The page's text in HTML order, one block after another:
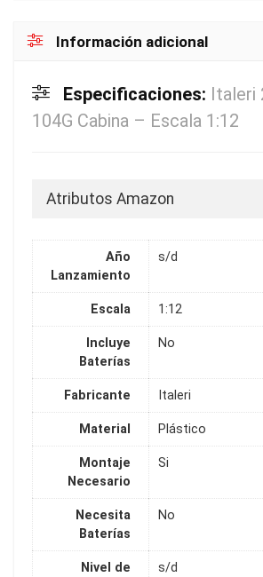
Información adicional
Especificaciones: Italeri
104G Cabina – Escala 1:12
Atributos Amazon
Año
Lanzamiento
s/d
Escala 1:12
Incluye
Baterías
No
Fabricante Italeri
Material Plástico
Montaje
Necesario
Si
Necesita
Baterías
No
Nivel de
s/d